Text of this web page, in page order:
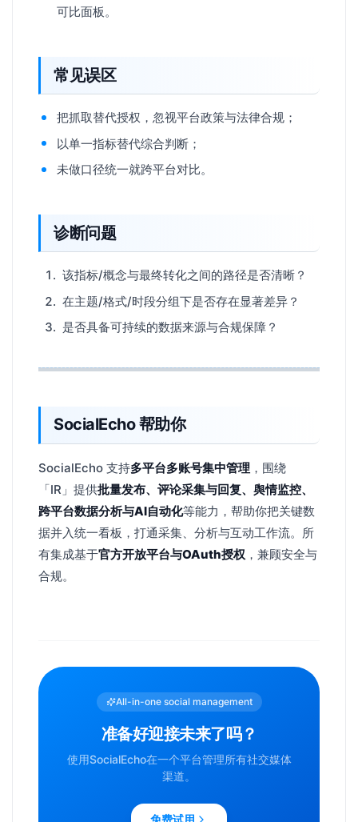
可比面板。
常见误区
把抓取替代授权，忽视平台政策与法律合规；
以单一指标替代综合判断；
未做口径统一就跨平台对比。
诊断问题
该指标/概念与最终转化之间的路径是否清晰？
在主题/格式/时段分组下是否存在显著差异？
是否具备可持续的数据来源与合规保障？
SocialEcho 帮助你
SocialEcho 支持多平台多账号集中管理 ，围绕
「IR」提供批量发布、评论采集与回复、舆情监控、
跨平台数据分析与AI自动化等能力，帮助你把关键数
据并入统一看板，打通采集、分析与互动工作流。所
有集成基于官方开放平台与OAuth授权 ，兼顾安全与
合规。
All-in-one social management
准备好迎接未来了吗？
使用SocialEcho在一个平台管理所有社交媒体
渠道。
免费试用